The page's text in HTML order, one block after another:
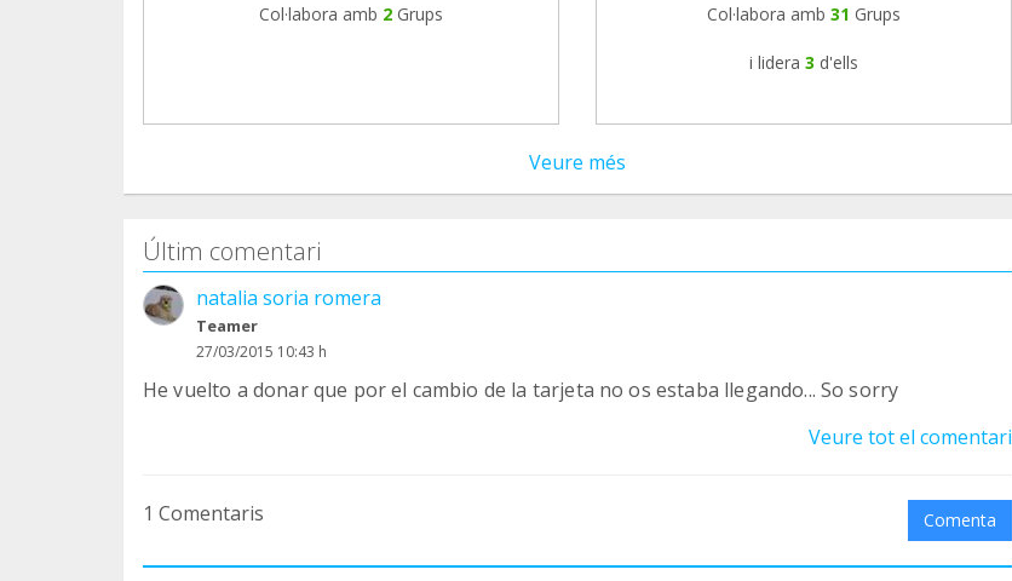
Col·labora amb 2 Grups Col·labora amb 31 Grups
i lidera 3 d'ells
Veure més
Últim comentari
natalia soria romera
Teamer
27/03/2015 10:43 h
He vuelto a donar que por el cambio de la tarjeta no os estaba llegando... So sorry
Veure tot el comentari
1 Comentaris Comenta